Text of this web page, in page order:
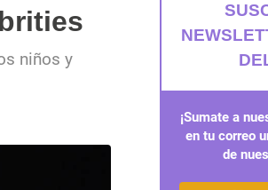
niños y
¡Sumate a
en tu correo
de